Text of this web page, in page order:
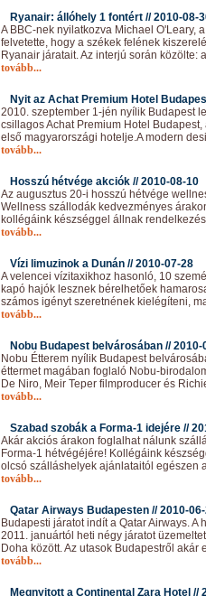
Ryanair: állóhely 1 fontért //2010-08-
A BBC-nek nyilatkozva Michael O'Leary,
felvetette, hogy a székek felének
Ryanair járatait. Az interjú során közölte:
tovább...
Nyit az Achat Premium Hotel
2010. szeptember 1-jén nyílik Budapest
csillagos Achat Premium Hotel
első magyarországi hotelje.A modern
tovább...
Hosszú hétvége akciók //2010-08-10
Az augusztus 20-i hosszú hétvége
Wellness szállodák kedvezményes
kollégáink készséggel állnak
tovább...
Vízi limuzinok a Dunán //2010-07-28
A velencei vízitaxikhoz hasonló, 10
kapó hajók lesznek bérelhetőek
számos igényt szeretnének kielégíteni,
tovább...
Nobu Budapest belvárosában //2010-
Nobu Étterem nyílik Budapest
éttermet magában foglaló Nobu-
De Niro, Meir Teper filmproducer és
tovább...
Szabad szobák a Forma-1 idejére //
Akár akciós árakon foglalhat nálunk
Forma-1 hétvégéjére! Kollégáink
olcsó szálláshelyek ajánlataitól egészen
tovább...
Qatar Airways Budapesten //2010-
Budapesti járatot indít a Qatar Airways.
2011. januártól heti négy járatot
Doha között. Az utasok Budapestről akár
tovább...
Megnyitott a Continental Zara Hotel //